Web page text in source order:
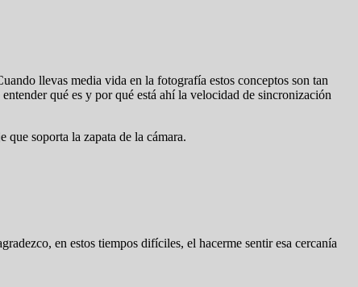
llevas media vida en la fotografía estos conceptos son tan
qué es y por qué está ahí la velocidad de sincronización
soporta la zapata de la cámara.
en estos tiempos difíciles, el hacerme sentir esa cercanía